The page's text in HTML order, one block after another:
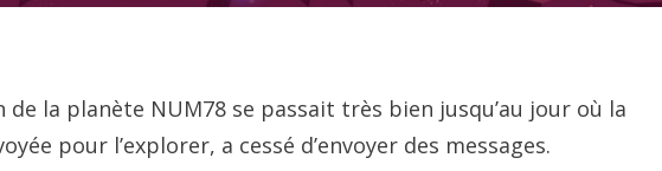
de la planète NUM78 se passait très bien jusqu’au jour où la
pour l’explorer, a cessé d’envoyer des messages.